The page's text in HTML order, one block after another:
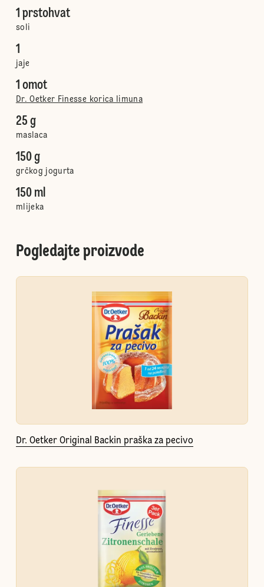
1 prstohvat
soli
1
jaje
1 omot
Dr. Oetker Finesse korica limuna
25 g
maslaca
150 g
grčkog jogurta
150 ml
mlijeka
Pogledajte proizvode
Dr. Oetker Original Backin praška za pecivo